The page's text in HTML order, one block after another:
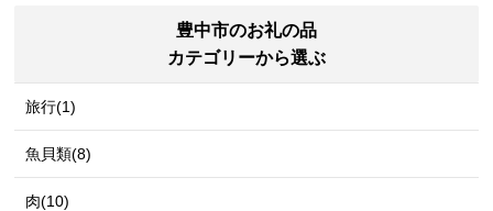
豊中市のお礼の品
カテゴリーから選ぶ
旅行(1)
魚貝類(8)
肉(10)